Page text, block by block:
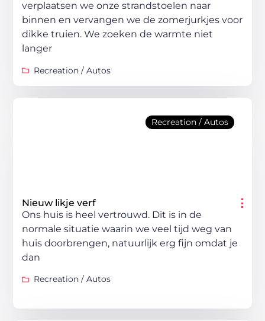
verplaatsen we onze strandstoelen naar
binnen en vervangen we de zomerjurkjes voor
dikke truien. We zoeken de warmte niet
langer
Recreation / Autos
Recreation / Autos
Nieuw likje verf
Ons huis is heel vertrouwd. Dit is in de
normale situatie waarin we veel tijd weg van
huis doorbrengen, natuurlijk erg fijn omdat je
dan
Recreation / Autos